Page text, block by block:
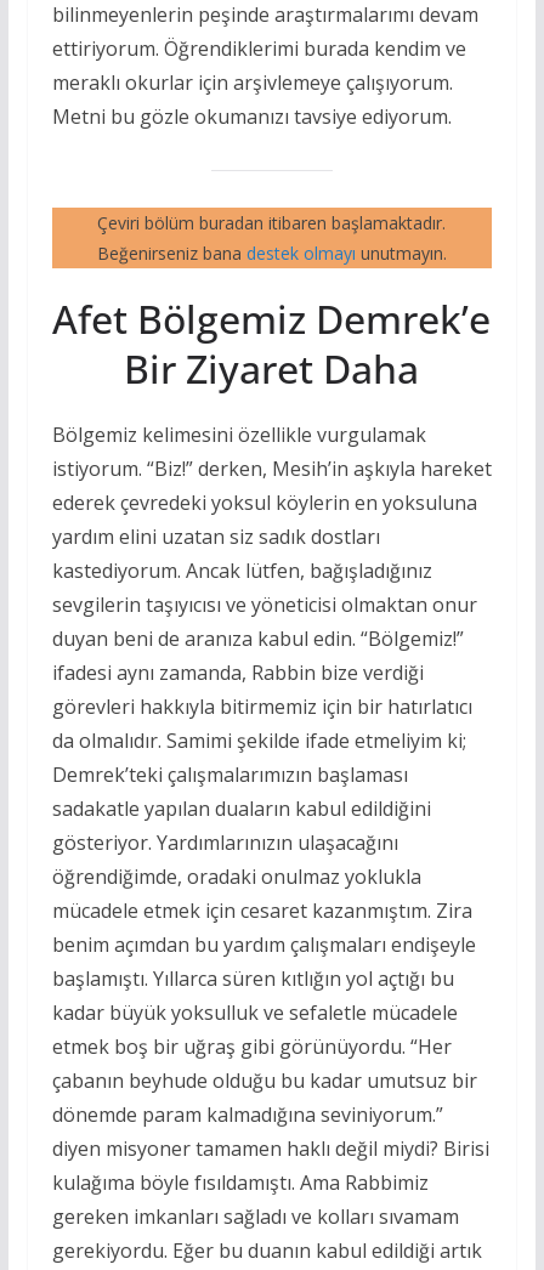
bilinmeyenlerin peşinde araştırmalarımı devam
ettiriyorum. Öğrendiklerimi burada kendim ve
meraklı okurlar için arşivlemeye çalışıyorum.
Metni bu gözle okumanızı tavsiye ediyorum.
Çeviri bölüm buradan itibaren başlamaktadır.
Beğenirseniz bana destek olmayı unutmayın.
Afet Bölgemiz Demrek’e
Bir Ziyaret Daha
Bölgemiz kelimesini özellikle vurgulamak
istiyorum. “Biz!” derken, Mesih’in aşkıyla hareket
ederek çevredeki yoksul köylerin en yoksuluna
yardım elini uzatan siz sadık dostları
kastediyorum. Ancak lütfen, bağışladığınız
sevgilerin taşıyıcısı ve yöneticisi olmaktan onur
duyan beni de aranıza kabul edin. “Bölgemiz!”
ifadesi aynı zamanda, Rabbin bize verdiği
görevleri hakkıyla bitirmemiz için bir hatırlatıcı
da olmalıdır. Samimi şekilde ifade etmeliyim ki;
Demrek’teki çalışmalarımızın başlaması
sadakatle yapılan duaların kabul edildiğini
gösteriyor. Yardımlarınızın ulaşacağını
öğrendiğimde, oradaki onulmaz yoklukla
mücadele etmek için cesaret kazanmıştım. Zira
benim açımdan bu yardım çalışmaları endişeyle
başlamıştı. Yıllarca süren kıtlığın yol açtığı bu
kadar büyük yoksulluk ve sefaletle mücadele
etmek boş bir uğraş gibi görünüyordu. “Her
çabanın beyhude olduğu bu kadar umutsuz bir
dönemde param kalmadığına seviniyorum.”
diyen misyoner tamamen haklı değil miydi? Birisi
kulağıma böyle fısıldamıştı. Ama Rabbimiz
gereken imkanları sağladı ve kolları sıvamam
gerekiyordu. Eğer bu duanın kabul edildiği artık